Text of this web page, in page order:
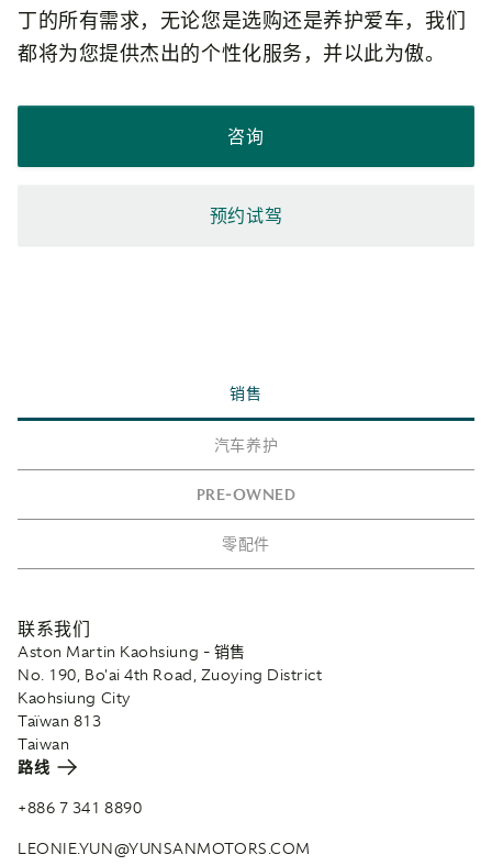
丁的所有需求，无论您是选购还是养护爱车，我们
都将为您提供杰出的个性化服务，并以此为傲。
咨询
预约试驾
销售
汽车养护
PRE-OWNED
零配件
联系我们
Aston Martin Kaohsiung - 销售
No. 190, Bo'ai 4th Road, Zuoying District
Kaohsiung City
Taïwan 813
Taiwan
路线
+886 7 341 8890
LEONIE.YUN@YUNSANMOTORS.COM